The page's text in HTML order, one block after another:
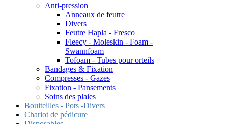
Anti-pression
Anneaux de feutre
Divers
Feutre Hapla - Fresco
Fleecy - Moleskin - Foam -
Swannfoam
Tofoam - Tubes pour orteils
Bandages & Fixation
Compresses - Gazes
Fixation - Pansements
Soins des plaies
Bouiteilles - Pots -Divers
Chariot de pédicure